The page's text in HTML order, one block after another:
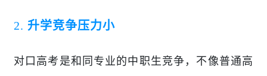
2. 升学竞争压力小
对口高考是和同专业的中职生竞争，不像普通高